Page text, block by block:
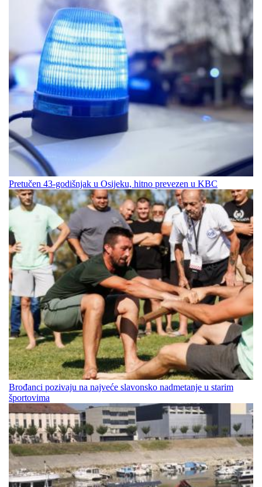
Pretučen 43-godišnjak u Osijeku, hitno prevezen u KBC
Brođanci pozivaju na najveće slavonsko nadmetanje u starim
športovima